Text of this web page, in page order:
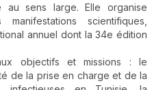
au sens large. Elle organise
scientifiques,
annuel dont la 34e édition
objectifs et missions : le
de la prise en charge et de la